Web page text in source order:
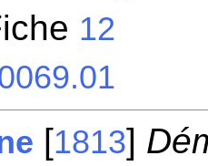
12
[1813]